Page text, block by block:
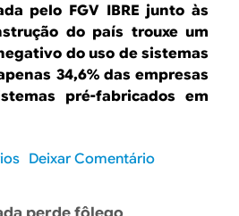
pelo FGV IBRE junto às
do país trouxe um
do uso de sistemas
34,6% das empresas
pré-fabricados em
Deixar Comentário